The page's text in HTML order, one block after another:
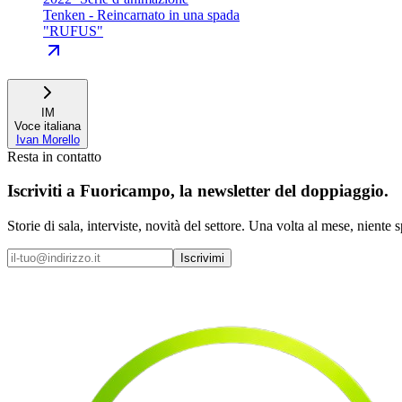
Tenken - Reincarnato in una spada
"RUFUS"
IM
Voce italiana
Ivan Morello
Resta in contatto
Iscriviti a Fuoricampo, la newsletter del doppiaggio.
Storie di sala, interviste, novità del settore. Una volta al mese, niente
Iscrivimi